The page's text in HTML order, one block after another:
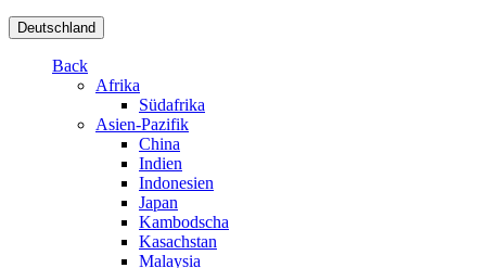
Deutschland
Back
Afrika
Südafrika
Asien-Pazifik
China
Indien
Indonesien
Japan
Kambodscha
Kasachstan
Malaysia